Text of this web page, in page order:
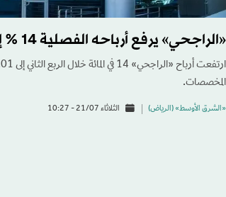
«الراجحي» يرفع أرباحه الفصلية 14 % إلى 1.87 مليار دولار
المخصصات.
«الشرق الأوسط» (الرياض) الثلاثاء 21/07 - 10:27